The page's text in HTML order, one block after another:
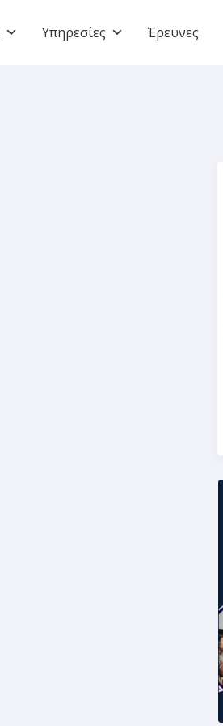
Υπηρεσίες Έρευνες